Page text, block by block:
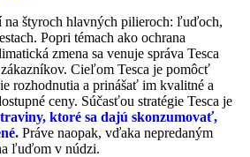
na štyroch hlavných pilieroch: ľuďoch,
Popri témach ako ochrana
zmena sa venuje správa Tesca
Cieľom Tesca je pomôcť
rozhodnutia a prinášať im kvalitné a
ceny. Súčasťou stratégie Tesca je
ktoré sa dajú skonzumovať,
Práve naopak, vďaka nepredaným
ľuďom v núdzi.